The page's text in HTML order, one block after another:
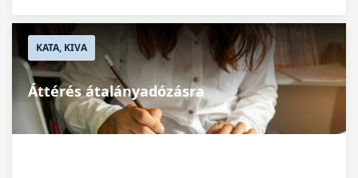
KATA, KIVA
Áttérés átalányadózásra